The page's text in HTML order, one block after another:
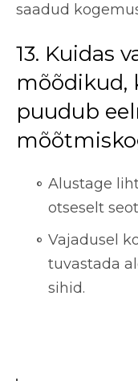
saadud
13. Kuidas
mõõdikud,
puudub
Alustage
otseselt
Vajadusel
tuvastada
sihid.